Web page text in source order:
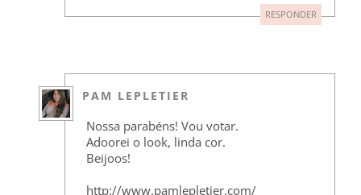
RESPONDER
PAM LEPLETIER
Nossa parabéns! Vou votar.
Adoorei o look, linda cor.
Beijoos!
http://www.pamlepletier.com/